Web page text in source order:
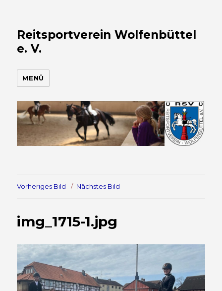
Reitsportverein Wolfenbüttel
e. V.
MENÜ
Vorheriges Bild Nächstes Bild
img_1715-1.jpg